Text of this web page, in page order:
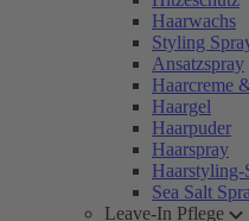
Haarwachs
Styling
Ansatzspray
Haarcreme
Haargel
Haarpuder
Haarspray
Haarstyling-
Sea Salt
Leave-In Pflege